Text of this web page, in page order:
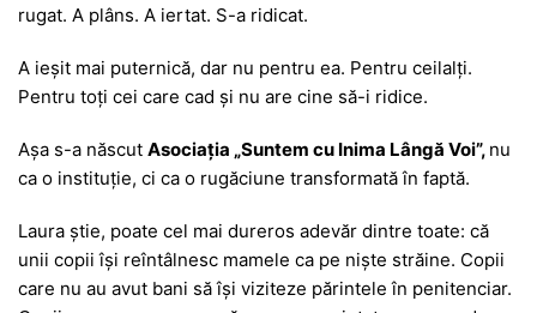
rugat. A plâns. A iertat. S-a ridicat.
A ieșit mai puternică, dar nu pentru ea. Pentru ceilalți.
Pentru toți cei care cad și nu are cine să-i ridice.
Așa s-a născut Asociația „Suntem cu Inima Lângă Voi”, nu
ca o instituție, ci ca o rugăciune transformată în faptă.
Laura știe, poate cel mai dureros adevăr dintre toate: că
unii copii își reîntâlnesc mamele ca pe niște străine. Copii
care nu au avut bani să își viziteze părintele în penitenciar.